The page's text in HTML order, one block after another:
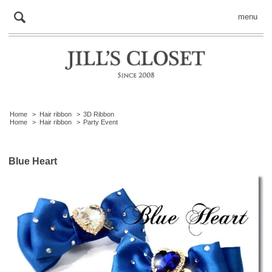
menu
Home > Hair ribbon > 3D Ribbon
Home
> Hair ribbon > Party Event
Blue Heart